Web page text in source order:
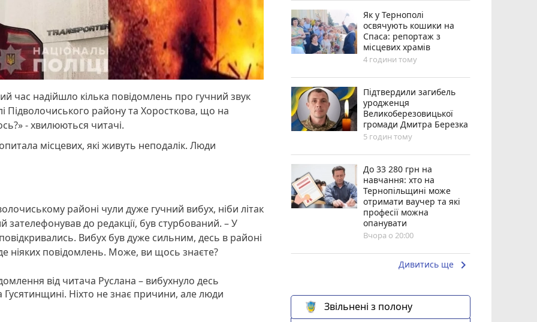
час надійшло кілька повідомлень про гучний звук
Підволочиського району та Хоросткова, що на
- хвилюються читачі.
місцевих, які живуть неподалік. Люди
районі чули дуже гучний вибух, ніби літак
зателефонував до редакції, був стурбований. – У
Вибух був дуже сильним, десь в районі
ніяких повідомлень. Може, ви щось знаєте?
від читача Руслана – вибухнуло десь
Ніхто не знає причини, але люди
Як у Тернополі
освячують кошики на
Спаса: репортаж з
місцевих храмів
4 години тому
Підтвердили загибель
уродженця
Великоберезовицької
громади Дмитра Березка
5 годин тому
До 33 280 грн на
навчання: хто на
Тернопільщині може
отримати ваучер та які
професії можна
опанувати
Вчора о 20:00
Дивитись ще keyboard_arrow_right
Звільнені з полону